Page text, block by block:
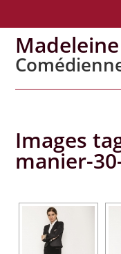
Images
manier-